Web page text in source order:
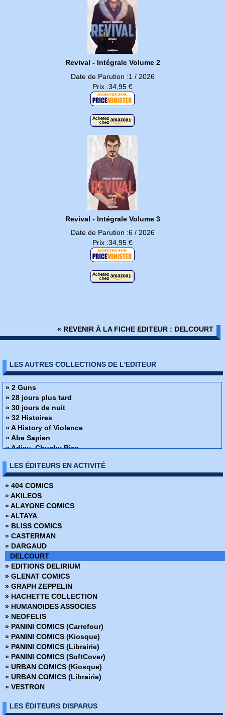
Revival - Intégrale Volume 2
Date de Parution :1 / 2026
Prix :34,95 €
Revival - Intégrale Volume 3
Date de Parution :6 / 2026
Prix :34,95 €
« REVENIR À LA FICHE EDITEUR : DELCOURT
LES AUTRES COLLECTIONS DE L'EDITEUR
» 2 Guns
» 28 jours plus tard
» 30 jours de nuit
» 32 Histoires
» A History of Violence
» Abe Sapien
» Adieu, Chunky Rice
» Alex + Ada
» Ange ou Démon
» Apprendre à dessiner des super-héros
» Arrowsmith
» Assistante & Exécutrice
» Astronauts in trouble
» Athena
» Attoneen
» Au cœur de la tempête
» Avatar - Au coeur des ombres
» Avatar - Aux frontières de pandora
» Avatar - Le champ céleste
» Avatar - Le destin de Tsu Tey
» Avatar - S'adapter ou mourir
» Bad Ass
» Bad Blood
» Barnstormers
» Batman - Année 1
» Batman - Rire et mourir
» Batman - The Dark Knight
» Battle Chasers - Intégrale
» Battle Pope - Intégrale
» Battlebeast - Le Fauve de combat
» Bêtes de somme
LES ÉDITEURS EN ACTIVITÉ
» 404 COMICS
» AKILEOS
» ALAYONE COMICS
» ALTAYA
» BLISS COMICS
» CASTERMAN
» DARGAUD
DELCOURT
» EDITIONS DELIRIUM
» GLENAT COMICS
» GRAPH ZEPPELIN
» HACHETTE COLLECTION
» HUMANOIDES ASSOCIES
» NEOFELIS
» PANINI COMICS (Carrefour)
» PANINI COMICS (Kiosque)
» PANINI COMICS (Librairie)
» PANINI COMICS (SoftCover)
» URBAN COMICS (Kiosque)
» URBAN COMICS (Librairie)
» VESTRON
LES ÉDITEURS DISPARUS